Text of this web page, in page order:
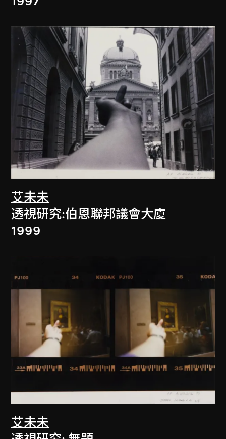
艾未未
透視研究:伯恩聯邦議會大廈
1999
艾未未